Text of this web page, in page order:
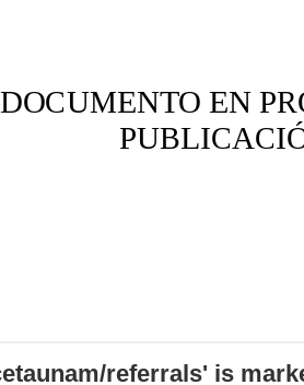
referrals' is